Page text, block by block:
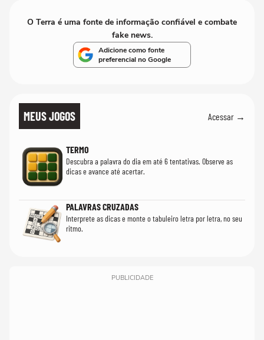
O Terra é uma fonte de informação confiável e combate
fake news.
Adicione como fonte
preferencial no Google
MEUS JOGOS Acessar →
TERMO
Descubra a palavra do dia em até 6 tentativas. Observe as
dicas e avance até acertar.
PALAVRAS CRUZADAS
Interprete as dicas e monte o tabuleiro letra por letra, no seu
ritmo.
PUBLICIDADE